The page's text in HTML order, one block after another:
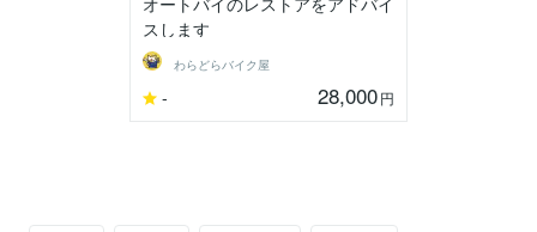
スします
わらどらバイク屋
- 28,000円